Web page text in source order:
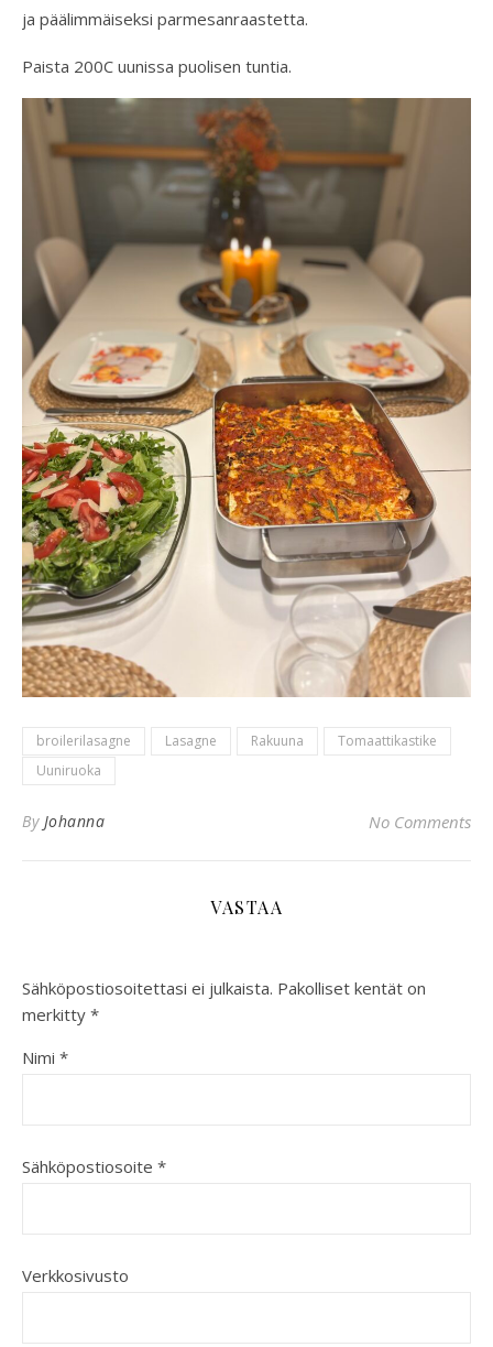
ja päälimmäiseksi parmesanraastetta.
Paista 200C uunissa puolisen tuntia.
broilerilasagne Lasagne Rakuuna
Tomaattikastike
Uuniruoka
By Johanna No Comments
VASTAA
Sähköpostiosoitettasi ei julkaista. Pakolliset kentät on
merkitty *
Nimi *
Sähköpostiosoite *
Verkkosivusto